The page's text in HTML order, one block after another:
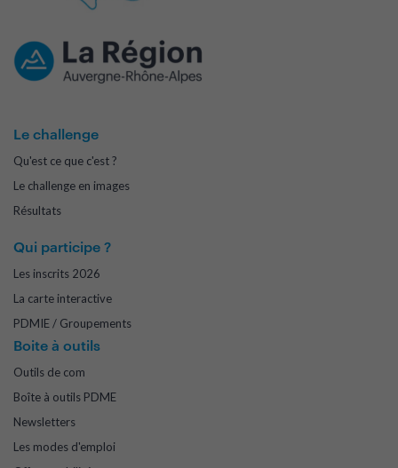
Le challenge
Qu'est ce que c'est ?
Le challenge en images
Résultats
Qui participe ?
Les inscrits 2026
La carte interactive
PDMIE / Groupements
Boite à outils
Outils de com
Boîte à outils PDME
Newsletters
Les modes d'emploi